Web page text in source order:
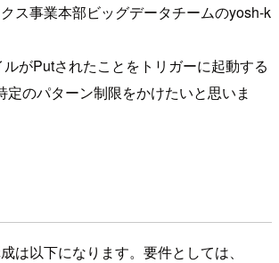
ス事業本部ビッグデータチームのyosh-k
がPutされたことをトリガーに起動する
定のパターン制限をかけたいと思いま
は以下になります。要件としては、